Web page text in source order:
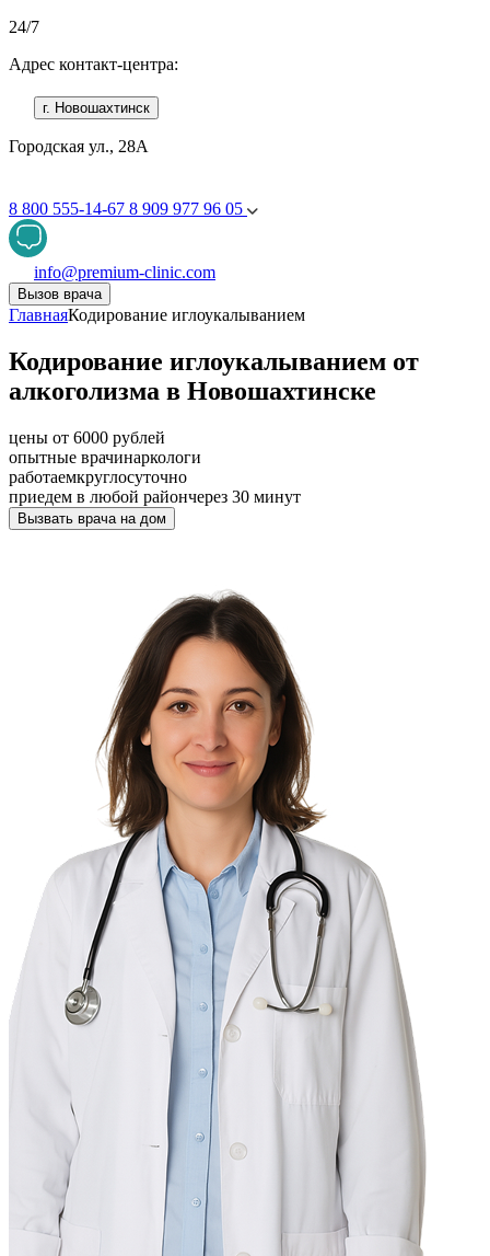
24/7
Адрес контакт-центра:
г. Новошахтинск
Городская ул., 28А
8 800 555-14-67 8 909 977 96 05
info@premium-clinic.com
Вызов врача
ГлавнаяКодирование иглоукалыванием
Кодирование иглоукалыванием от
алкоголизма в Новошахтинске
цены от 6000 рублей
опытные врачинаркологи
работаемкруглосуточно
приедем в любой райончерез 30 минут
Вызвать врача на дом